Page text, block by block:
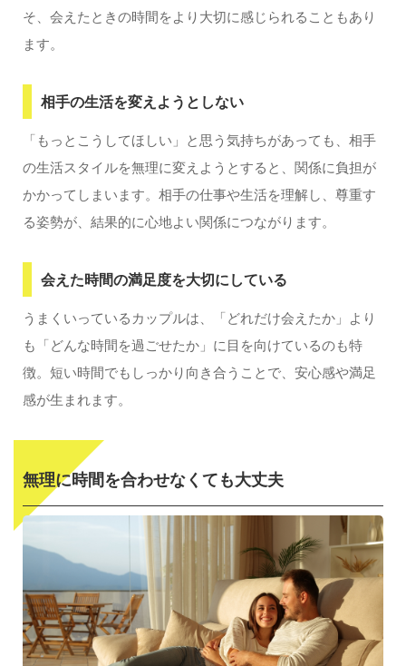
そ、会えたときの時間をより大切に感じられることもあり
ます。
相手の生活を変えようとしない
「もっとこうしてほしい」と思う気持ちがあっても、相手
の生活スタイルを無理に変えようとすると、関係に負担が
かかってしまいます。相手の仕事や生活を理解し、尊重す
る姿勢が、結果的に心地よい関係につながります。
会えた時間の満足度を大切にしている
うまくいっているカップルは、「どれだけ会えたか」より
も「どんな時間を過ごせたか」に目を向けているのも特
徴。短い時間でもしっかり向き合うことで、安心感や満足
感が生まれます。
無理に時間を合わせなくても大丈夫